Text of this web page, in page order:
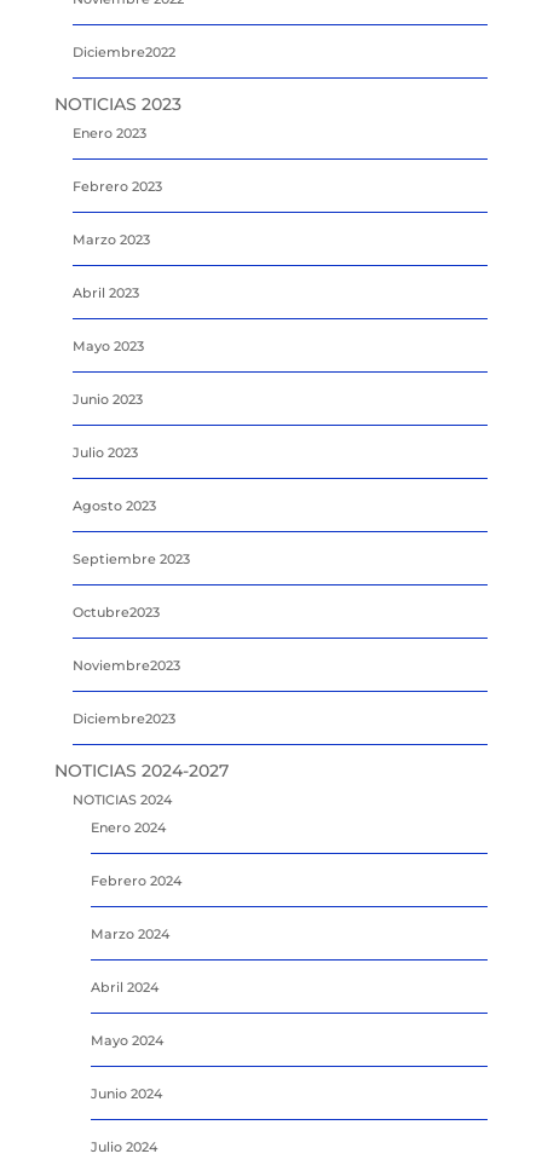
Diciembre2022
NOTICIAS 2023
Enero 2023
Febrero 2023
Marzo 2023
Abril 2023
Mayo 2023
Junio 2023
Julio 2023
Agosto 2023
Septiembre 2023
Octubre2023
Noviembre2023
Diciembre2023
NOTICIAS 2024-2027
NOTICIAS 2024
Enero 2024
Febrero 2024
Marzo 2024
Abril 2024
Mayo 2024
Junio 2024
Julio 2024